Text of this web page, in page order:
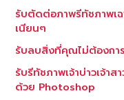
รับตัดต่อภาพรีทัชภาพเ
เนียนๆ
รับลบสิ่งที่คุณไม่ต้องกา
รับรีทัชภาพเจ้าบ่าวเจ้า
ด้วย Photoshop